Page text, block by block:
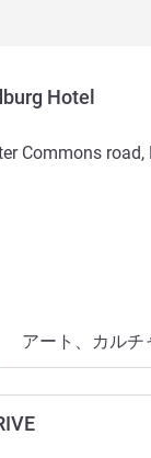
Hotel
Commons road,
アート、カルチ